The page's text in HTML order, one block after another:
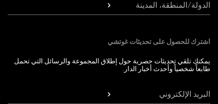
الدولة/المنطقة، المدينة
اشترك للحصول على تحديثات غوتشي
يمكنك تلقي تحديثات حصرية حول إطلاق المجموعة والرسائل التي تحمل
طابعاً شخصياً وأحدث أخبار الدار.
البريد الإلكتروني